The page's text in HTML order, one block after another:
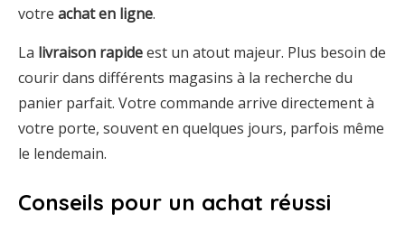
votre achat en ligne.
La livraison rapideest un atout majeur. Plus besoin de
courir dans différents magasins à la recherche du
panier parfait. Votre commande arrive directement à
votre porte, souvent en quelques jours, parfois même
le lendemain.
Conseils pour un achat réussi